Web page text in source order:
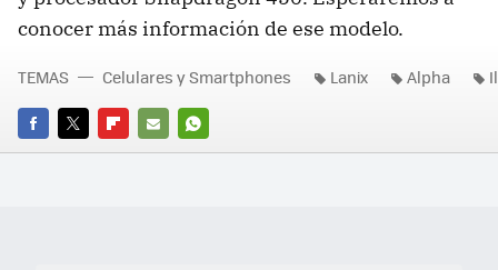
conocer más información de ese modelo.
FACEBOOK
TWITTERFLIPBOARD
E-
WHATSAPP
TEMAS Celulares y Smartphones Lanix Alpha